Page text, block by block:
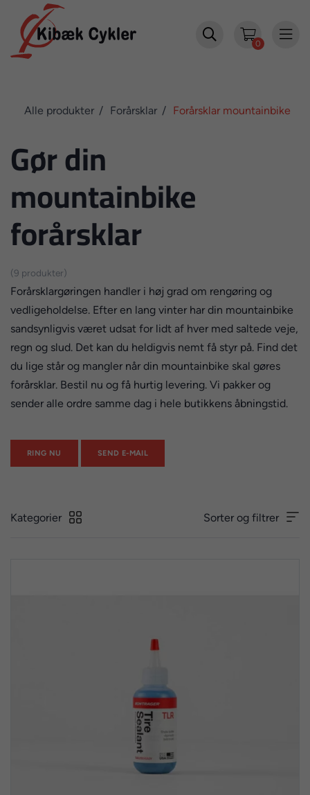

0

Alle produkter Forårsklar Forårsklar mountainbike
Gør din
mountainbike
forårsklar
(9 produkter)
Forårsklargøringen handler i høj grad om rengøring og
vedligeholdelse. Efter en lang vinter har din mountainbike
sandsynligvis været udsat for lidt af hver med saltede veje,
regn og slud. Det kan du heldigvis nemt få styr på. Find det
du lige står og mangler når din mountainbike skal gøres
forårsklar. Bestil nu og få hurtig levering. Vi pakker og
sender alle ordre samme dag i hele butikkens åbningstid.
RING NU SEND E-MAIL
Kategorier Sorter og filtrer